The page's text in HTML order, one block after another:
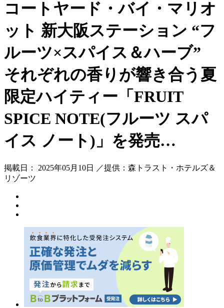
コートヤード・バイ・マリオ
ット 新大阪ステーション “フ
ルーツ×スパイス＆ハーブ”
それぞれの香りが響き合う夏
限定ハイティー「FRUIT
SPICE NOTE(フルーツ スパ
イス ノート)」を発売…
掲載日： 2025年05月10日 ／提供：森トラスト・ホテルズ＆
リゾーツ